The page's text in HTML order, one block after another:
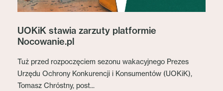
UOKiK stawia zarzuty platformie
Nocowanie.pl
Tuż przed rozpoczęciem sezonu wakacyjnego Prezes
Urzędu Ochrony Konkurencji i Konsumentów (UOKiK),
Tomasz Chróstny, post...